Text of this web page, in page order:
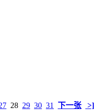
28 29 30 31 下一张 >]